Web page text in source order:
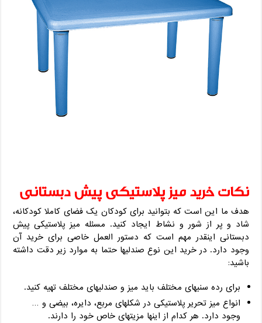
نکات خرید میز پلاستیکی پیش دبستانی
هدف ما این است که بتوانید برای کودکان یک فضای کاملا کودکانه،
شاد و پر از شور و نشاط ایجاد کنید. مسئله میز پلاستیکی پیش
دبستانی اینقدر مهم است که دستور العمل خاصی برای خرید آن
وجود دارد. در خرید این نوع صندلیها حتما به موارد زیر دقت داشته
باشید:
برای رده سنیهای مختلف باید میز و صندلیهای مختلف تهیه کنید.
انواع میز تحریر پلاستیکی در شکلهای مربع، دایره، بیضی و …
وجود دارد. هر کدام از اینها مزیتهای خاص خود را دارند.